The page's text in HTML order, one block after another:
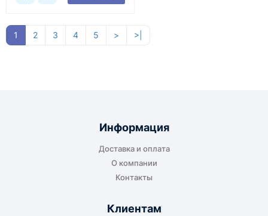
1 2 3 4 5 > >|
Информация
Доставка и оплата
О компании
Контакты
Клиентам